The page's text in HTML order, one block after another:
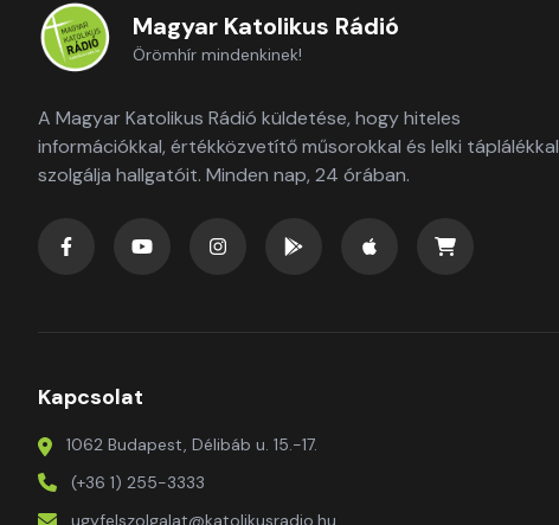
Magyar Katolikus Rádió
Örömhír mindenkinek!
A Magyar Katolikus Rádió küldetése, hogy hiteles
információkkal, értékközvetítő műsorokkal és lelki táplálékkal
szolgálja hallgatóit. Minden nap, 24 órában.
Kapcsolat
1062 Budapest, Délibáb u. 15.-17.
(+36 1) 255-3333
ugyfelszolgalat@katolikusradio.hu